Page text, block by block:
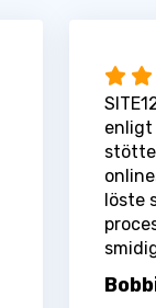
enligt
stötte
löste